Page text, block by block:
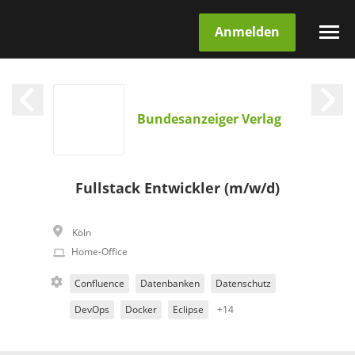
Anmelden
Bundesanzeiger Verlag
Fullstack Entwickler (m/w/d)
Köln
Home-Office
Confluence Datenbanken Datenschutz
DevOps Docker Eclipse +14